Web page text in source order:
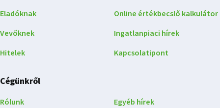
Eladóknak
Vevőknek
Hitelek
Online értékbecslő kalkulátor
Ingatlanpiaci hírek
Kapcsolatipont
Cégünkről
Rólunk
Egyéb hírek